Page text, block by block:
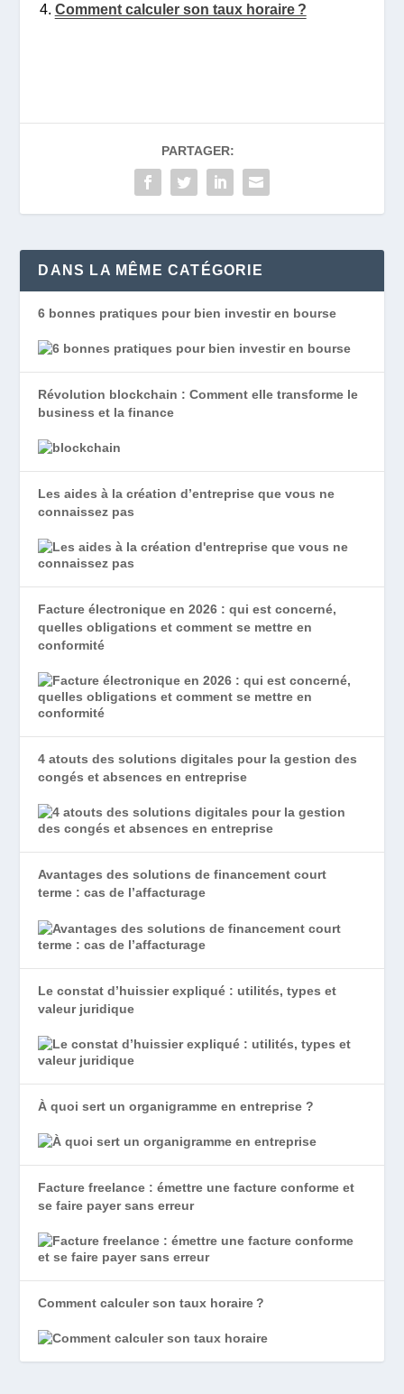
Comment calculer son taux horaire ?
PARTAGER:
DANS LA MÊME CATÉGORIE
6 bonnes pratiques pour bien investir en bourse
Révolution blockchain : Comment elle transforme le
business et la finance
Les aides à la création d’entreprise que vous ne
connaissez pas
Facture électronique en 2026 : qui est concerné,
quelles obligations et comment se mettre en
conformité
4 atouts des solutions digitales pour la gestion des
congés et absences en entreprise
Avantages des solutions de financement court
terme : cas de l’affacturage
Le constat d’huissier expliqué : utilités, types et
valeur juridique
À quoi sert un organigramme en entreprise ?
Facture freelance : émettre une facture conforme et
se faire payer sans erreur
Comment calculer son taux horaire ?